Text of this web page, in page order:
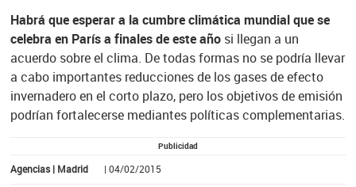
Habrá que esperar a la cumbre climática mundial que se
celebra en París a finales de este año si llegan a un
acuerdo sobre el clima. De todas formas no se podría llevar
a cabo importantes reducciones de los gases de efecto
invernadero en el corto plazo, pero los objetivos de emisión
podrían fortalecerse mediantes políticas complementarias.
Publicidad
Agencias | Madrid | 04/02/2015